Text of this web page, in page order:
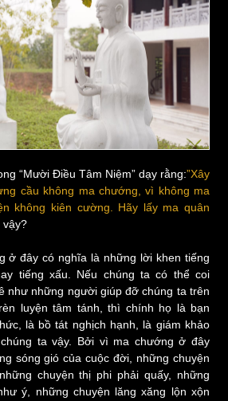
“Mười Điều Tâm Niệm” dạy rằng:”Xây
cầu không ma chướng, vì không ma
không kiên cường. Hãy lấy ma quân
vậy?
đây có nghĩa là những lời khen tiếng
tiếng xấu. Nếu chúng ta có thể coi
như những người giúp đỡ chúng ta trên
luyện tâm tánh, thì chính họ là bạn
là bồ tát nghịch hạnh, là giám khảo
ta vậy. Bởi vì ma chướng ở đây
sóng gió của cuộc đời, những chuyện
chuyện thị phi phải quấy, những
ý, những chuyện lăng xăng lộn xộn